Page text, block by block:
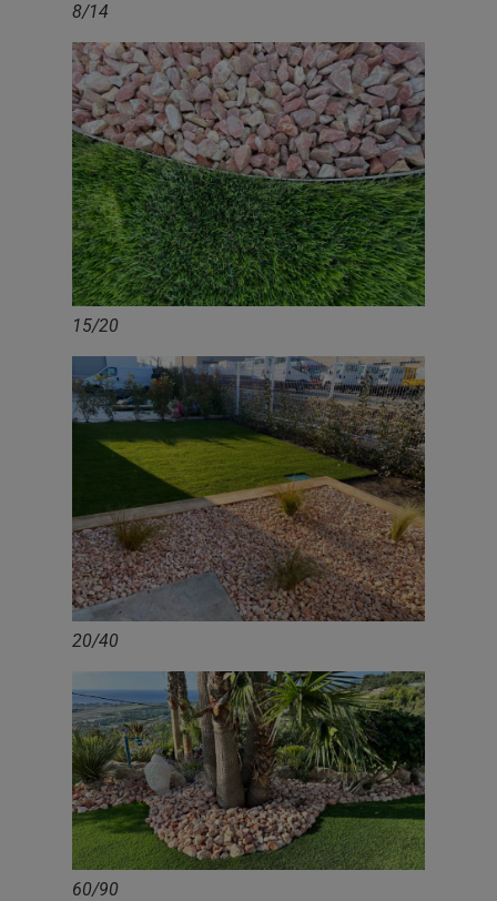
8/14
15/20
20/40
60/90